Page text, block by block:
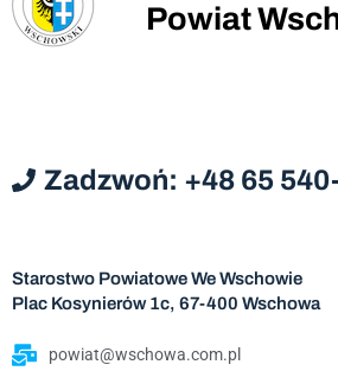
Powiat
Zadzwoń: +48 65
Starostwo Powiatowe We Wschowie
Plac Kosynierów 1c, 67-400 Wschowa
powiat@wschowa.com.pl